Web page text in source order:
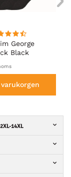
George
Black
14XL